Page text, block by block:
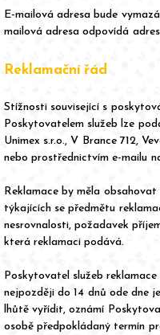
E-mailová adresa bude
mailová adresa odpovídá
Reklamační řád
Stížnosti související s
Poskytovatelem služeb lze
Unimex s.r.o., V Brance 712,
nebo prostřednictvím e-mailu
Reklamace by měla
týkajících se předmětu
nesrovnalosti, požadavek
která reklamaci podává.
Poskytovatel služeb
nejpozději do 14 dnů ode dne
lhůtě vyřídit, oznámí
osobě předpokládaný termín